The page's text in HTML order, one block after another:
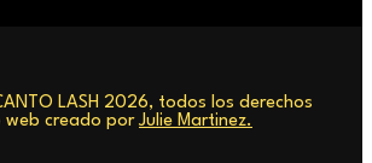
LASH 2026, todos los derechos
web creado por Julie Martinez.